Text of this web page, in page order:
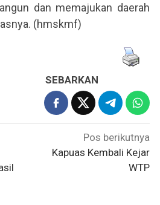
dan memajukan daerah
(hmskmf)
SEBARKAN
Pos berikutnya
Kapuas Kembali Kejar
WTP